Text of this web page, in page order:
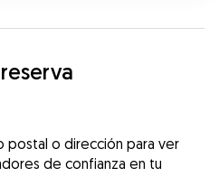
postal o dirección para ver
de confianza en tu